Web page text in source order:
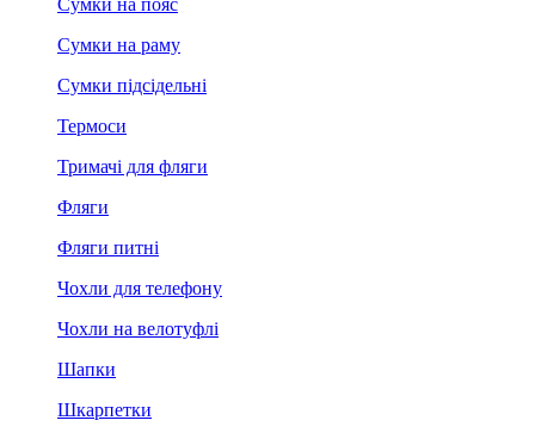
Сумки на пояс
Сумки на раму
Сумки підсідельні
Термоси
Тримачі для фляги
Фляги
Фляги питні
Чохли для телефону
Чохли на велотуфлі
Шапки
Шкарпетки